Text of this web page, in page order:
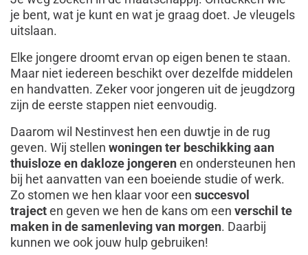
je bent, wat je kunt en wat je graag doet. Je vleugels
uitslaan.
Elke jongere droomt ervan op eigen benen te staan.
Maar niet iedereen beschikt over dezelfde middelen
en handvatten. Zeker voor jongeren uit de jeugdzorg
zijn de eerste stappen niet eenvoudig.
Daarom wil Nestinvest hen een duwtje in de rug
geven. Wij stellen woningen ter beschikking aan
thuisloze en dakloze jongerenen ondersteunen hen
bij het aanvatten van een boeiende studie of werk.
Zo stomen we hen klaar voor een succesvol
trajecten geven we hen de kans om een verschil te
maken in de samenleving van morgen. Daarbij
kunnen we ook jouw hulp gebruiken!